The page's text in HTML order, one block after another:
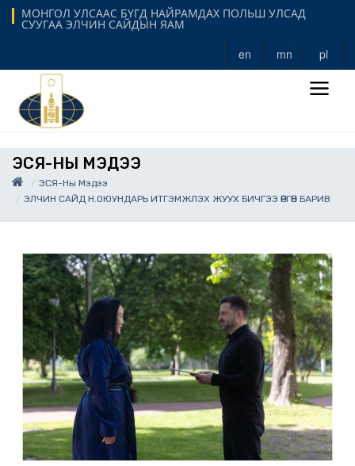
МОНГОЛ УЛСААС БҮГД НАЙРАМДАХ ПОЛЬШ УЛСАД
СУУГАА ЭЛЧИН САЙДЫН ЯАМ
en mn pl
ЭСЯ-НЫ МЭДЭЭ
ЭСЯ-Ны Мэдээ
ЭЛЧИН САЙД Н.ОЮУНДАРЬ ИТГЭМЖЛЭХ ЖУУХ БИЧГЭЭ ӨРГӨН БАРИВ